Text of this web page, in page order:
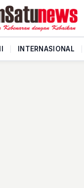
INTERNASIONAL